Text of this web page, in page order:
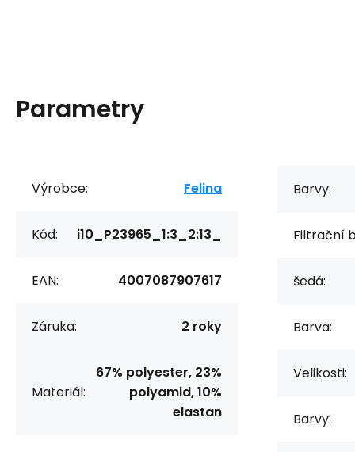
Parametry
Výrobce: Felina
Kód: i10_P23965_1:3_2:13_
EAN: 4007087907617
Záruka: 2 roky
Materiál:
67% polyester, 23%
polyamid, 10%
elastan
Barvy:
Filtrační
šedá:
Barva:
Velikosti:
Barvy: